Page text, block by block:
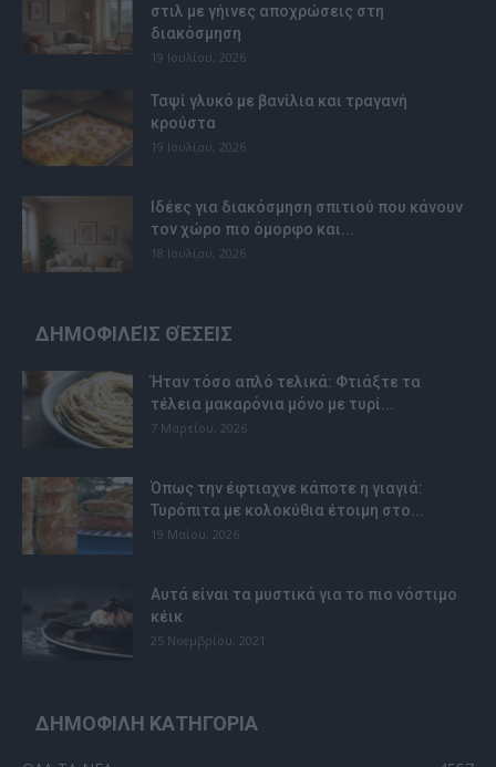
στιλ με γήινες αποχρώσεις στη
διακόσμηση
19 Ιουλίου, 2026
Ταψί γλυκό με βανίλια και τραγανή
κρούστα
19 Ιουλίου, 2026
Ιδέες για διακόσμηση σπιτιού που κάνουν
τον χώρο πιο όμορφο και...
18 Ιουλίου, 2026
ΔΗΜΟΦΙΛΕΊΣ ΘΈΣΕΙΣ
Ήταν τόσο απλό τελικά: Φτιάξτε τα
τέλεια μακαρόνια μόνο με τυρί...
7 Μαρτίου, 2026
Όπως την έφτιαχνε κάποτε η γιαγιά:
Τυρόπιτα με κολοκύθια έτοιμη στο...
19 Μαΐου, 2026
Αυτά είναι τα μυστικά για το πιο νόστιμο
κέικ
25 Νοεμβρίου, 2021
ΔΗΜΟΦΙΛΗ ΚΑΤΗΓΟΡΙΑ